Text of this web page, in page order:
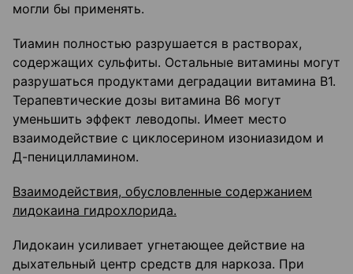
могли бы применять.
Тиамин полностью разрушается в растворах,
содержащих сульфиты. Остальные витамины могут
разрушаться продуктами деградации витамина B1.
Терапевтические дозы витамина B6 могут
уменьшить эффект леводопы. Имеет место
взаимодействие с циклосерином изониазидом и
Д-пеницилламином.
Взаимодействия, обусловленные содержанием
лидокаина гидрохлорида.
Лидокаин усиливает угнетающее действие на
дыхательный центр средств для наркоза. При